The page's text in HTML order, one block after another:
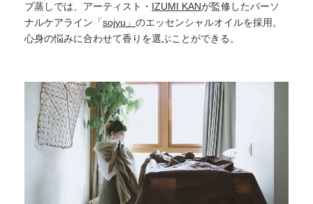
ブ蒸しでは、アーティスト・ IZUMI KANが監修したパーソ
ナルケアライン「sojyu」 のエッセンシャルオイルを採用。
心身の悩みに合わせて香りを選ぶことができる。